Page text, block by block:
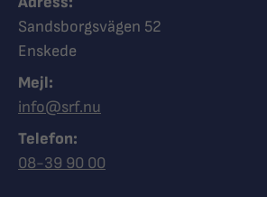
Sandsborgsvägen 52
Enskede
Mejl:
info@srf.nu
Telefon:
Ring Synskadades riksförbund
08-39 90 00